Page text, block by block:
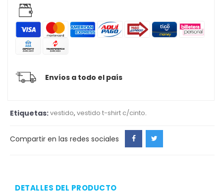
Envíos a todo el país
Etiquetas:vestido, vestido t-shirt c/cinto.
Compartir en las redes sociales
DETALLES DEL PRODUCTO